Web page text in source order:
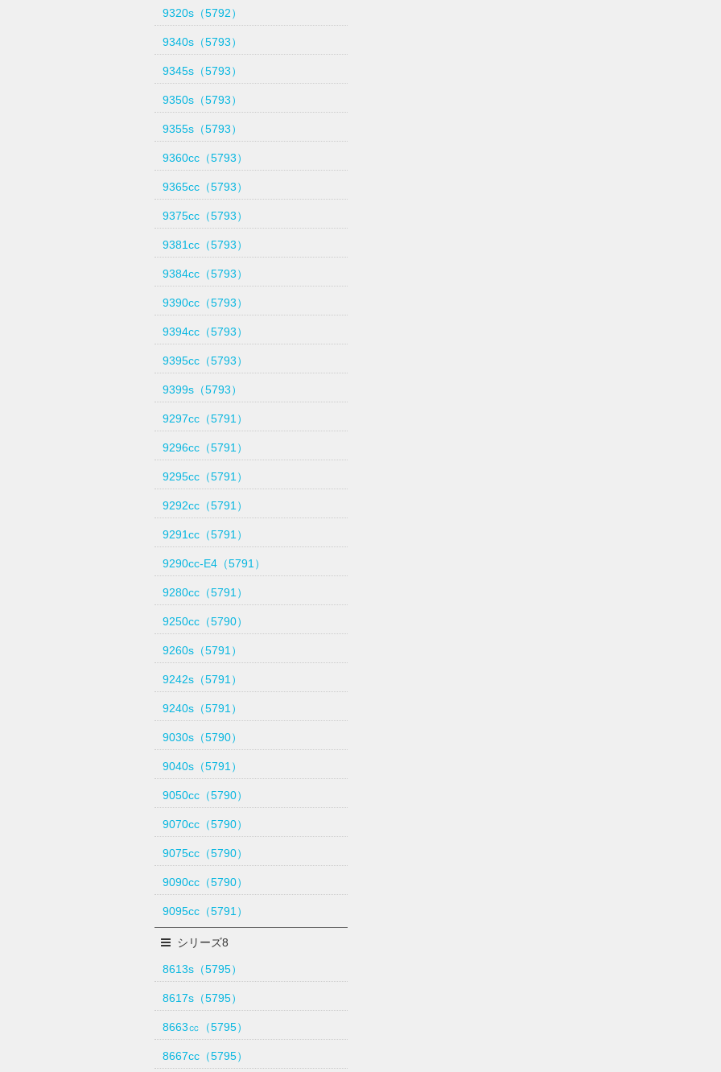
9320s（5792）
9340s（5793）
9345s（5793）
9350s（5793）
9355s（5793）
9360cc（5793）
9365cc（5793）
9375cc（5793）
9381cc（5793）
9384cc（5793）
9390cc（5793）
9394cc（5793）
9395cc（5793）
9399s（5793）
9297cc（5791）
9296cc（5791）
9295cc（5791）
9292cc（5791）
9291cc（5791）
9290cc-E4（5791）
9280cc（5791）
9250cc（5790）
9260s（5791）
9242s（5791）
9240s（5791）
9030s（5790）
9040s（5791）
9050cc（5790）
9070cc（5790）
9075cc（5790）
9090cc（5790）
9095cc（5791）
シリーズ8
8613s（5795）
8617s（5795）
8663㏄（5795）
8667cc（5795）